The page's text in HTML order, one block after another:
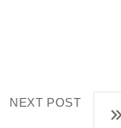
NEXT POST